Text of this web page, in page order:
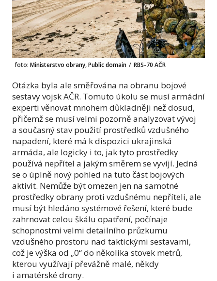
foto: Ministerstvo obrany, Public domain / RBS-70 AČR
Otázka byla ale směřována na obranu bojové
sestavy vojsk AČR. Tomuto úkolu se musí armádní
experti věnovat mnohem důkladněji než dosud,
přičemž se musí velmi pozorně analyzovat vývoj
a současný stav použití prostředků vzdušného
napadení, které má k dispozici ukrajinská
armáda, ale logicky i to, jak tyto prostředky
používá nepřítel a jakým směrem se vyvíjí. Jedná
se o úplně nový pohled na tuto část bojových
aktivit. Nemůže být omezen jen na samotné
prostředky obrany proti vzdušnému nepříteli, ale
musí být hledáno systémové řešení, které bude
zahrnovat celou škálu opatření, počínaje
schopnostmi velmi detailního průzkumu
vzdušného prostoru nad taktickými sestavami,
což je výška od „0“ do několika stovek metrů,
kterou využívají převážně malé, někdy
i amatérské drony.